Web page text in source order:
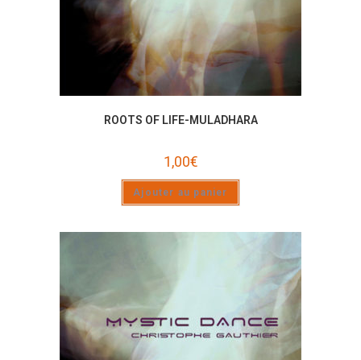
ROOTS OF LIFE-MULADHARA
1,00€
Ajouter au panier